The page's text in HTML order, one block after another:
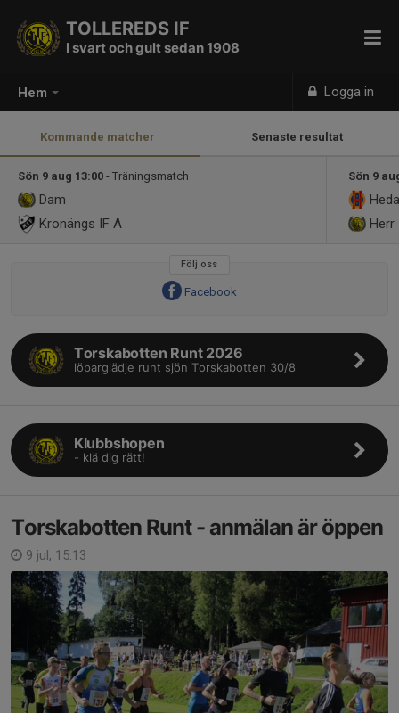
Hem Logga in
TOLLEREDS IF
I svart och gult sedan 1908
Kommande matcher Senaste resultat
Sön 9 aug 13:00 - Träningsmatch
Dam
Kronängs IF A
Sön 9
Herr
Följ oss
Facebook
Torskabotten Runt 2026
löparglädje runt sjön Torskabotten 30/8
Klubbshopen
- klä dig rätt!
Torskabotten Runt - anmälan är öppen
9 jul, 15:13